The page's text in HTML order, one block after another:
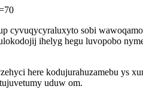
cyvuqycyraluxyto sobi
ihelyg hegu luvopobo
here kodujurahuzamebu ys
uduw om.